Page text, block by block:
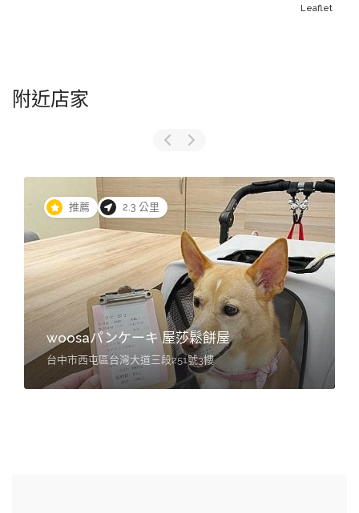
Leaflet
附近店家
推薦 2.3 公里
woosaパンケーキ 屋莎鬆餅屋
台中市西屯區台灣大道三段251號3樓